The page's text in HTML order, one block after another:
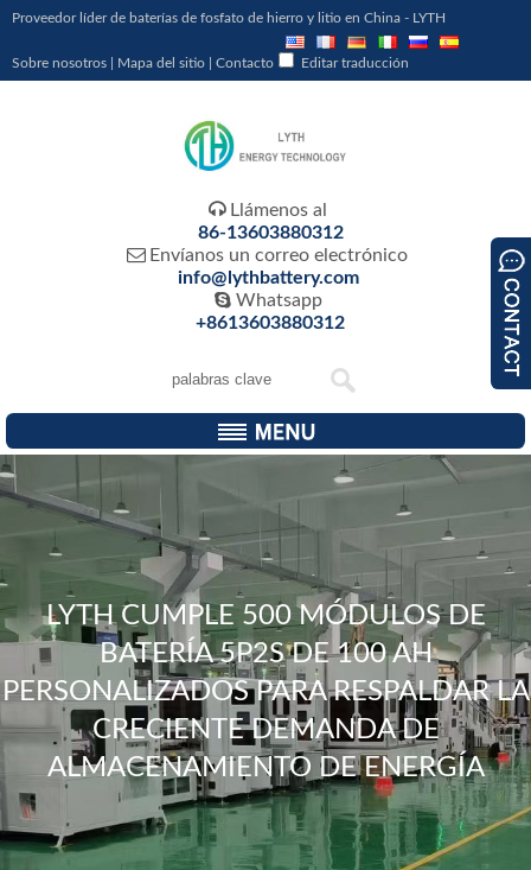
Proveedor líder de baterías de fosfato de hierro y litio en China - LYTH
Sobre nosotros Mapa del sitio Contacto Editar traducción
 Llámenos al
86-13603880312
 Envíanos un correo electrónico
info@lythbattery.com
 Whatsapp
+8613603880312
LYTH CUMPLE 500 MÓDULOS DE
BATERÍA 5P2S DE 100 AH
PERSONALIZADOS PARA RESPALDAR LA
CRECIENTE DEMANDA DE
ALMACENAMIENTO DE ENERGÍA